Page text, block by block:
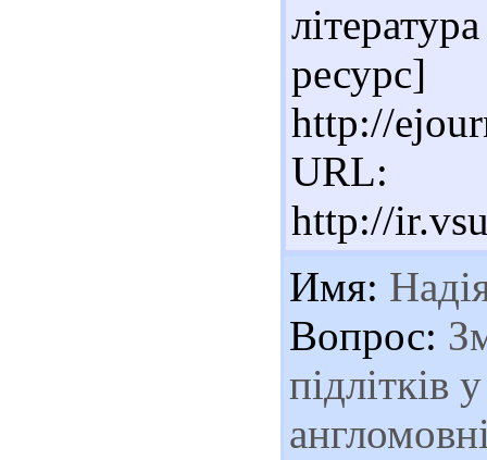
http://
URL:
http://
Имя:
Вопрос:
підлітків